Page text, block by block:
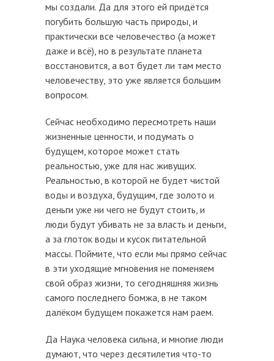
мы создали. Да для этого ей придётся
погубить большую часть природы, и
практически все человечество (а может
даже и всё), но в результате планета
восстановится, а вот будет ли там место
человечеству, это уже является большим
вопросом.
Сейчас необходимо пересмотреть наши
жизненные ценности, и подумать о
будущем, которое может стать
реальностью, уже для нас живущих.
Реальностью, в которой не будет чистой
воды и воздуха, будущим, где золото и
деньги уже ни чего не будут стоить, и
люди будут убивать не за власть и деньги,
а за глоток воды и кусок питательной
массы. Поймите, что если мы прямо сейчас
в эти уходящие мгновения не поменяем
свой образ жизни, то сегодняшняя жизнь
самого последнего бомжа, в не таком
далёком будущем покажется нам раем.
Да Наука человека сильна, и многие люди
думают, что через десятилетия что-то